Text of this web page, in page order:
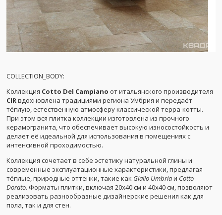
COLLECTION_BODY:
Коллекция Cotto Del Campiano от итальянского производителя
CIR вдохновлена традициями региона Умбрия и передаёт
тёплую, естественную атмосферу классической терра-котты.
При этом вся плитка коллекции изготовлена из прочного
керамогранита, что обеспечивает высокую износостойкость и
делает её идеальной для использования в помещениях с
интенсивной проходимостью.
Коллекция сочетает в себе эстетику натуральной глины и
современные эксплуатационные характеристики, предлагая
тёплые, природные оттенки, такие как Giallo Umbriaи Cotto
Dorato. Форматы плитки, включая 20x40 см и 40x40 см, позволяют
реализовать разнообразные дизайнерские решения как для
пола, так и для стен.